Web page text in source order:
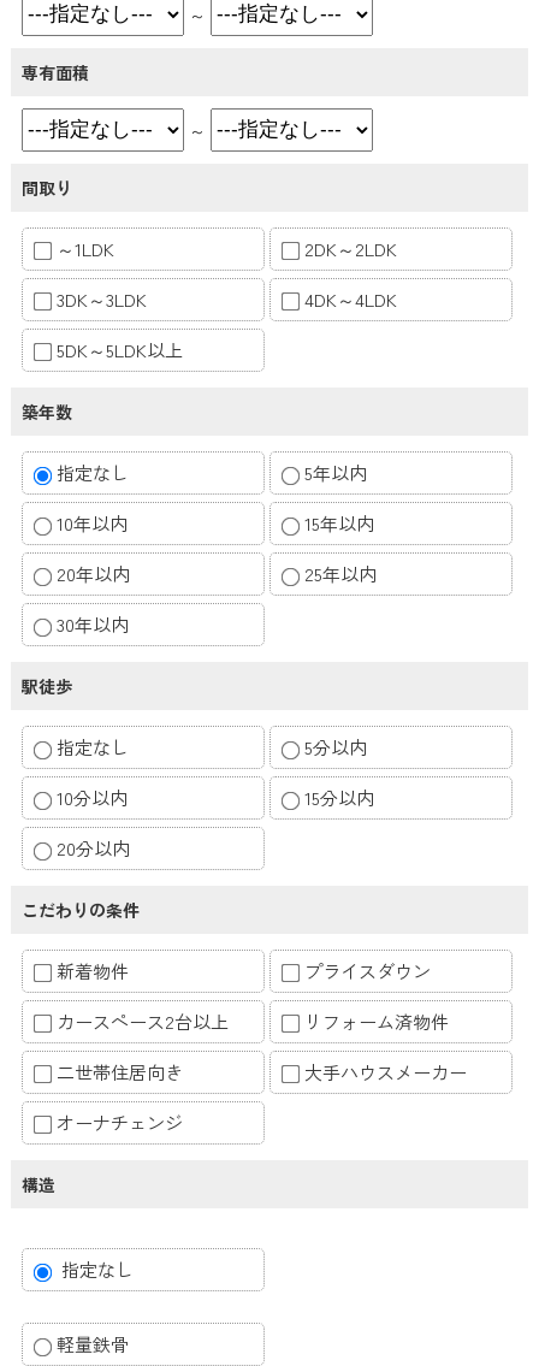
～
専有面積
～
間取り
～1LDK
2DK～2LDK
3DK～3LDK
4DK～4LDK
5DK～5LDK以上
築年数
指定なし
5年以内
10年以内
15年以内
20年以内
25年以内
30年以内
駅徒歩
指定なし
5分以内
10分以内
15分以内
20分以内
こだわりの条件
新着物件
プライスダウン
カースペース2台以上
リフォーム済物件
二世帯住居向き
大手ハウスメーカー
オーナチェンジ
構造
指定なし
軽量鉄骨